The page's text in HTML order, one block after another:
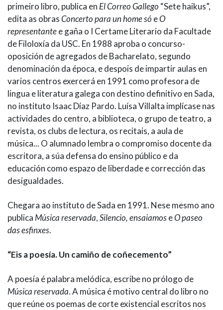
primeiro libro, publica en El Correo Gallego “Sete haikus”,
edita as obrasConcerto para un home só eO
representantee gaña o I Certame Literario da Facultade
de Filoloxía da USC. En 1988 aproba o concurso-
oposición de agregados de Bacharelato, segundo
denominación da época, e despois de impartir aulas en
varios centros exercerá en 1991 como profesora de
lingua e literatura galega con destino definitivo en Sada,
no instituto Isaac Díaz Pardo. Luísa Villalta implícase nas
actividades do centro, a biblioteca, o grupo de teatro, a
revista, os clubs de lectura, os recitais, a aula de
música... O alumnado lembra o compromiso docente da
escritora, a súa defensa do ensino público e da
educación como espazo de liberdade e corrección das
desigualdades.
Chegara ao instituto de Sada en 1991. Nese mesmo ano
publica Música reservada,Silencio, ensaiamoseO paseo
das esfinxes.
“Eis a poesía. Un camiño de coñecemento”
A poesía é palabra melódica, escribe no prólogo de
Música reservada. A música é motivo central do libro no
que reúne os poemas de corte existencial escritos nos